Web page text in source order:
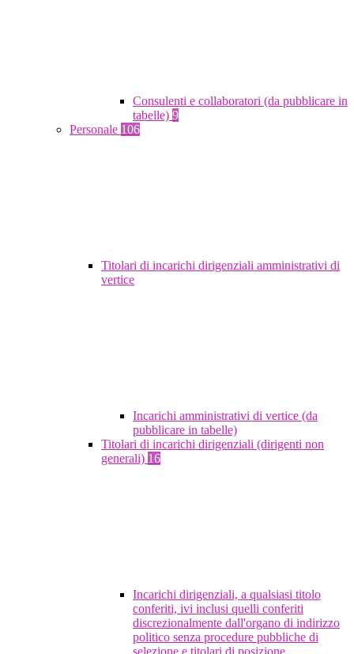
Consulenti e collaboratori (da pubblicare in
tabelle) 9
Personale 106
Titolari di incarichi dirigenziali amministrativi di
vertice
Incarichi amministrativi di vertice (da
pubblicare in tabelle)
Titolari di incarichi dirigenziali (dirigenti non
generali) 16
Incarichi dirigenziali, a qualsiasi titolo
conferiti, ivi inclusi quelli conferiti
discrezionalmente dall'organo di indirizzo
politico senza procedure pubbliche di